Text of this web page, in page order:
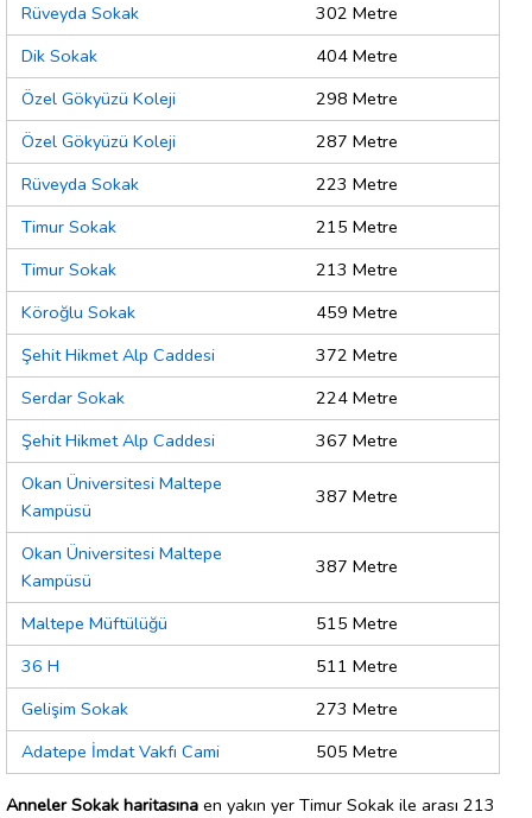
Rüveyda Sokak
302 Metre
Dik Sokak
404 Metre
Özel Gökyüzü Koleji
298 Metre
Özel Gökyüzü Koleji
287 Metre
Rüveyda Sokak
223 Metre
Timur Sokak
215 Metre
Timur Sokak
213 Metre
Köroğlu Sokak
459 Metre
Şehit Hikmet Alp Caddesi
372 Metre
Serdar Sokak
224 Metre
Şehit Hikmet Alp Caddesi
367 Metre
Okan Üniversitesi Maltepe
Kampüsü
387 Metre
Okan Üniversitesi Maltepe
Kampüsü
387 Metre
Maltepe Müftülüğü
515 Metre
36 H
511 Metre
Gelişim Sokak
273 Metre
Adatepe İmdat Vakfı Cami
505 Metre
Anneler Sokak haritasına en yakın yer Timur Sokak ile arası 213